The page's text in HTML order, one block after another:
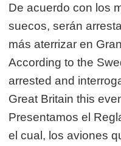
De acuerdo con los
suecos, serán
más aterrizar en
According to the
arrested and
Great Britain this
Presentamos el
el cual, los aviones